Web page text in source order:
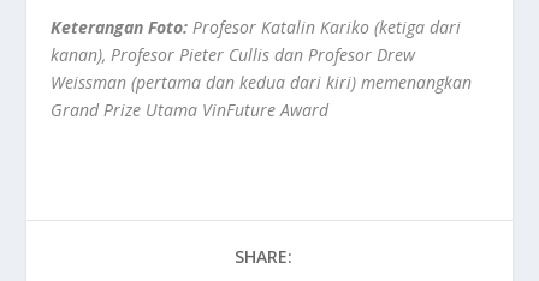
Keterangan Foto: Profesor Katalin Kariko (ketiga dari
kanan), Profesor Pieter Cullis dan Profesor Drew
Weissman (pertama dan kedua dari kiri) memenangkan
Grand Prize Utama VinFuture Award
SHARE: